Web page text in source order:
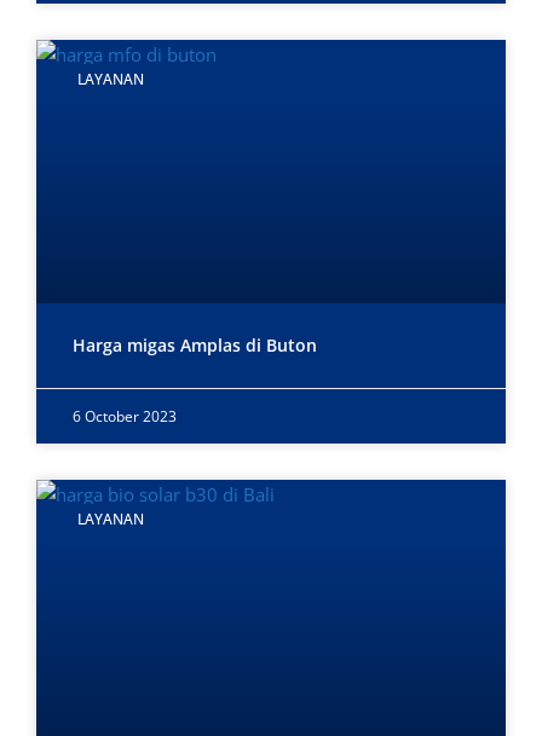
LAYANAN
Harga migas Amplas di Buton
6 October 2023
LAYANAN